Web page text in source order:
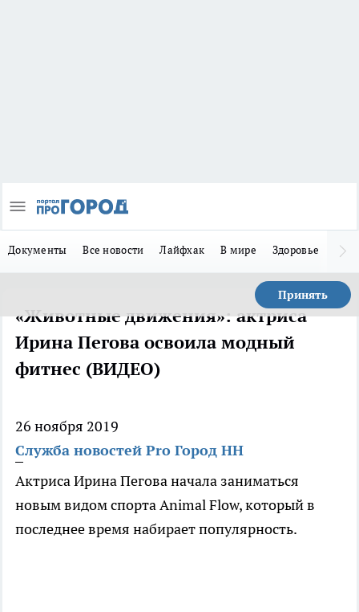
Документы Все новости Лайфхак В мире Здоровье
Принять
«Животные движения»: актриса
Ирина Пегова освоила модный
фитнес (ВИДЕО)
26 ноября 2019
Служба новостей Pro Город НН
Актриса Ирина Пегова начала заниматься
новым видом спорта Animal Flow, который в
последнее время набирает популярность.